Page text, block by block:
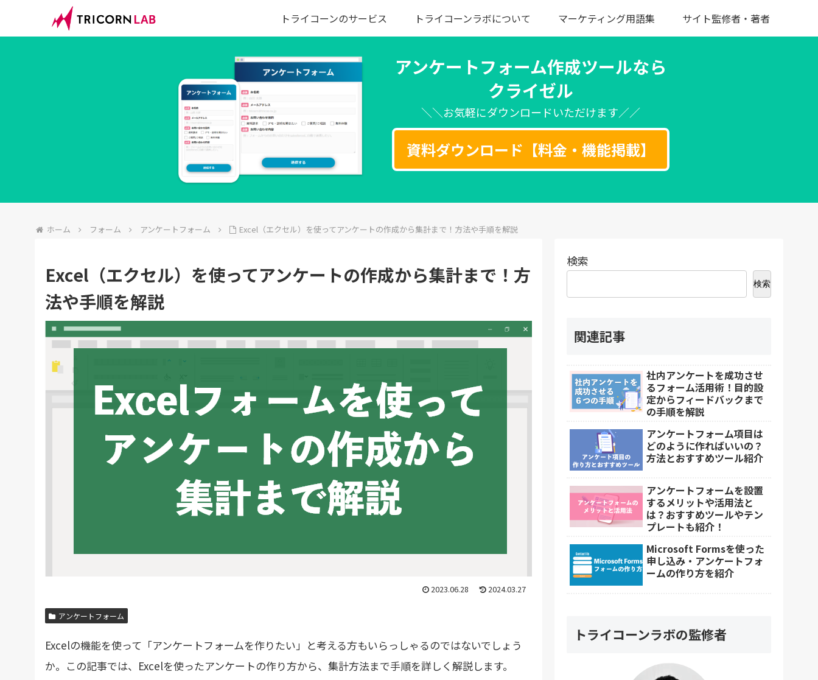
トライコーンのサービス トライコーンラボについて マーケティング用語集 サイト監修者・著者
アンケートフォーム作成ツールなら
クライゼル
＼＼お気軽にダウンロードいただけます／／
資料ダウンロード【料金・機能掲載】
ホーム フォーム アンケートフォーム Excel（エクセル）を使ってアンケートの作成から集計まで！方法や手順を解説
Excel（エクセル）を使ってアンケートの作成から集計まで！方
法や手順を解説
2023.06.28 2024.03.27
アンケートフォーム
Excelの機能を使って「アンケートフォームを作りたい」と考える方もいらっしゃるのではないでしょう
か。この記事では、Excelを使ったアンケートの作り方から、集計方法まで手順を詳しく解説します。
検索
検索
関連記事
社内アンケートを成功させ
るフォーム活用術！目的設
定からフィードバックまで
の手順を解説
アンケートフォーム項目は
どのように作ればいいの？
方法とおすすめツール紹介
アンケートフォームを設置
するメリットや活用法と
は？おすすめツールやテン
プレートも紹介！
Microsoft Formsを使った
申し込み・アンケートフォ
ームの作り方を紹介
トライコーンラボの監修者